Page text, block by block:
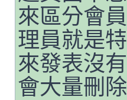
來區分會
理員就是
來發表沒
會大量刪